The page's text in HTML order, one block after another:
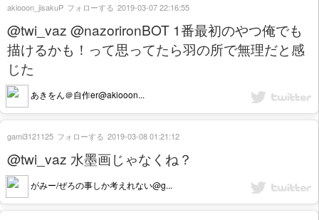
@twi_vaz @nazorironBOT 1番最初のやつ俺でも
描けるかも！って思ってたら羽の所で無理だと感
じた
あきをん＠自作er@akiooon...
akiooon_jisakuP フォローする 2019-03-07 22:16:55
@twi_vaz 水墨画じゃなくね？
がみー/ぜろの事しか考えれない@g...
gami3121125 フォローする 2019-03-08 01:21:12